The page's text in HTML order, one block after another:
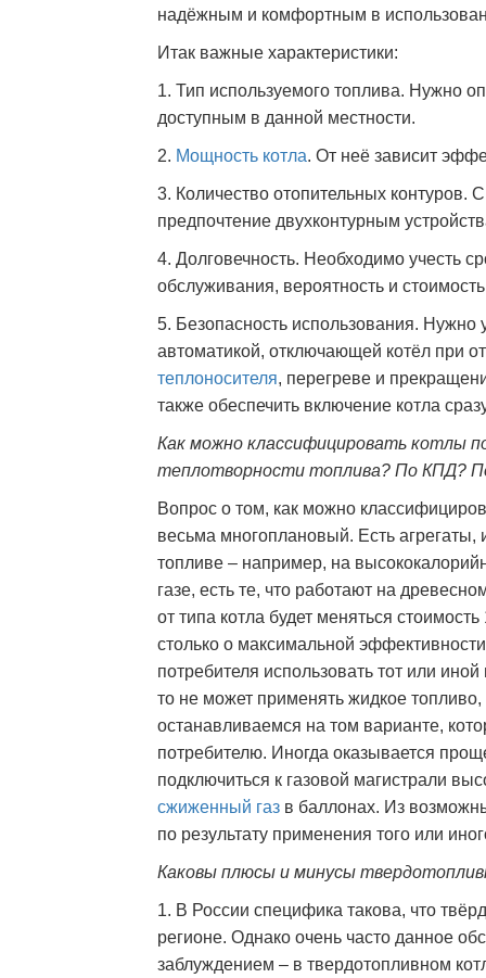
надёжным и комфортным в
Итак важные характеристики:
1. Тип используемого топлива. Нужно
доступным в данной местности.
2. Мощность котла. От неё зависит
3. Количество отопительных контуров.
предпочтение двухконтурным
4. Долговечность. Необходимо учесть
обслуживания, вероятность и
5. Безопасность использования. Нужно
автоматикой, отключающей котёл при
теплоносителя, перегреве и
также обеспечить включение котла
Как можно классифицировать котлы
теплотворности топлива? По КПД?
Вопрос о том, как можно
весьма многоплановый. Есть
топливе – например, на
газе, есть те, что работают на
от типа котла будет меняться
столько о максимальной
потребителя использовать тот или
то не может применять жидкое
останавливаемся на том варианте,
потребителю. Иногда оказывается
подключиться к газовой магистрали
сжиженный газ в баллонах. Из
по результату применения того или
Каковы плюсы и минусы
1. В России специфика такова, что
регионе. Однако очень часто данное
заблуждением – в твердотопливном